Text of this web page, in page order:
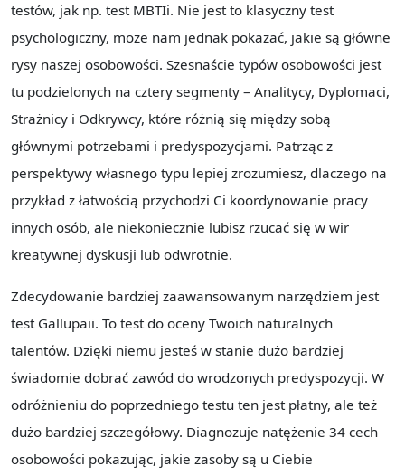
testów, jak np. test MBTIi. Nie jest to klasyczny test
psychologiczny, może nam jednak pokazać, jakie są główne
rysy naszej osobowości. Szesnaście typów osobowości jest
tu podzielonych na cztery segmenty – Analitycy, Dyplomaci,
Strażnicy i Odkrywcy, które różnią się między sobą
głównymi potrzebami i predyspozycjami. Patrząc z
perspektywy własnego typu lepiej zrozumiesz, dlaczego na
przykład z łatwością przychodzi Ci koordynowanie pracy
innych osób, ale niekoniecznie lubisz rzucać się w wir
kreatywnej dyskusji lub odwrotnie.
Zdecydowanie bardziej zaawansowanym narzędziem jest
test Gallupaii. To test do oceny Twoich naturalnych
talentów. Dzięki niemu jesteś w stanie dużo bardziej
świadomie dobrać zawód do wrodzonych predyspozycji. W
odróżnieniu do poprzedniego testu ten jest płatny, ale też
dużo bardziej szczegółowy. Diagnozuje natężenie 34 cech
osobowości pokazując, jakie zasoby są u Ciebie